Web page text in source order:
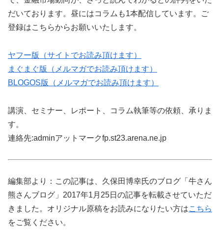
だいております。昼にはコラムも1本配信しています。ご
登録はこちらからお願いいたします。
ヤフー版（サイトでお読み頂けます）
まぐまぐ版（メルマガでお読み頂けます）
BLOGOS版（メルマガでお読み頂けます）
講演、セミナー、レポート、コラム執筆等の依頼、承りま
す。
連絡先:adminアットマークfp.st23.arena.ne.jp
編集部より：この記事は、久保田博幸氏のブログ「牛さん
熊さんブログ」2017年1月25日の記事を転載させていただ
きました。オリジナル原稿をお読みになりたい方はこちら
をご覧ください。